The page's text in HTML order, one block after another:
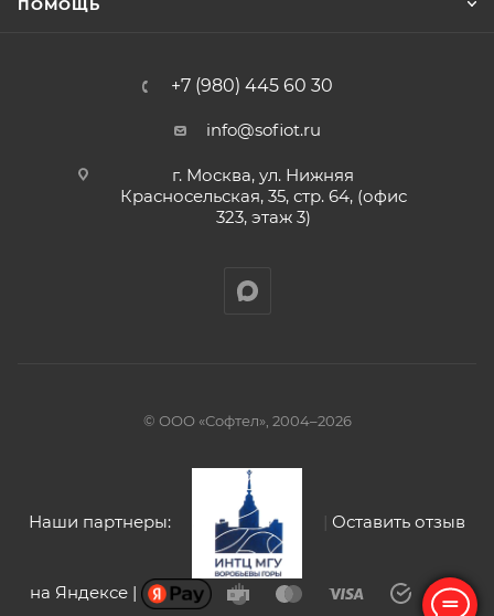
ПОМОЩЬ
+7 (980) 445 60 30
info@sofiot.ru
г. Москва, ул. Нижняя
Красносельская, 35, стр. 64, (офис
323, этаж 3)
© ООО «Софтел», 2004–2026
Наши партнеры: | Оставить отзыв
на Яндексе |